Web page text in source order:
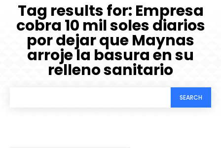
Tag results for: Empresa
cobra 10 mil soles diarios
por dejar que Maynas
arroje la basura en su
relleno sanitario
SEARCH